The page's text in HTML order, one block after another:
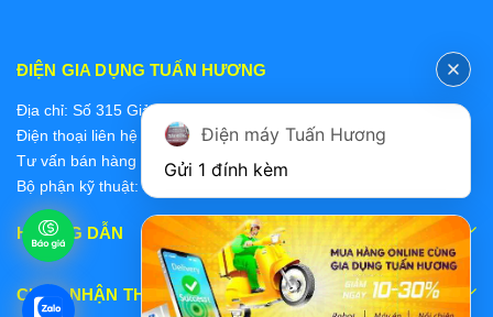
ĐIỆN GIA DỤNG TUẤN HƯƠNG
Địa chỉ: Số 315 Giảng Võ, Ba Đình, Hà Nội
Điện thoại liên hệ các bộ phận:
Tư vấn bán hàng 2: 0868228637
Bộ phận kỹ thuật: 0978 319 375
HƯỚNG DẪN
CHẤP NHẬN THANH TOÁN
Điện máy Tuấn Hương
Gửi 1 đính kèm